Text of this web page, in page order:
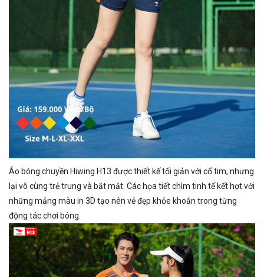
Áo bóng chuyền Hiwing H13 được thiết kế tối giản với cổ tim, nhưng
lại vô cùng trẻ trung và bắt mắt. Các họa tiết chìm tinh tế kết hợt với
những mảng màu in 3D tạo nên vẻ đẹp khỏe khoắn trong từng
động tác chơi bóng.